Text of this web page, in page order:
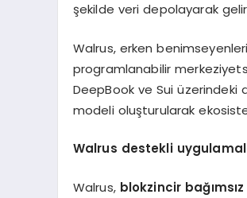
şekilde veri depolayarak
Walrus, erken
programlanabilir
DeepBook ve Sui
modeli oluşturularak
Walrus destekli
Walrus, blokzincir bağımsız